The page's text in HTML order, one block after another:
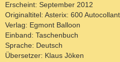
Erscheint: September 2012
Originaltitel: Asterix: 600
Verlag: Egmont Balloon
Einband: Taschenbuch
Sprache: Deutsch
Übersetzer: Klaus Jöken